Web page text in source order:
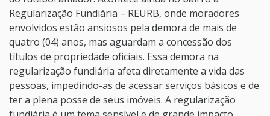
Regularização Fundiária – REURB, onde moradores
envolvidos estão ansiosos pela demora de mais de
quatro (04) anos, mas aguardam a concessão dos
títulos de propriedade oficiais. Essa demora na
regularização fundiária afeta diretamente a vida das
pessoas, impedindo-as de acessar serviços básicos e de
ter a plena posse de seus imóveis. A regularização